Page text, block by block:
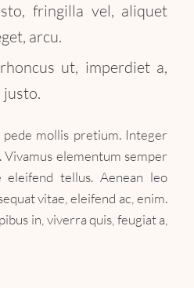
fringilla vel, aliquet
arcu.
ut, imperdiet a,
justo.
mollis pretium. Integer
Vivamus elementum semper
eleifend tellus. Aenean leo
vitae, eleifend ac, enim.
in, viverra quis, feugiat a,